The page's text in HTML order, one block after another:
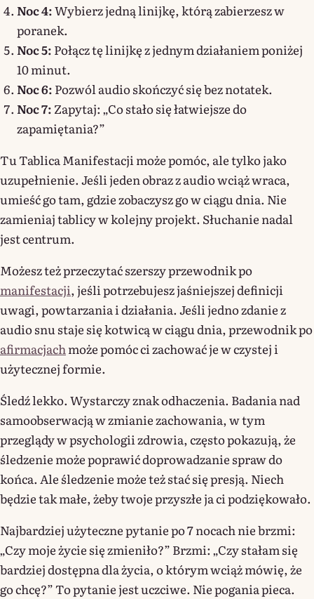
Noc 4:Wybierz jedną linijkę, którą zabierzesz w
poranek.
Noc 5: Połącz tę linijkę z jednym działaniem poniżej
10 minut.
Noc 6: Pozwól audio skończyć się bez notatek.
Noc 7: Zapytaj: „Co stało się łatwiejsze do
zapamiętania?”
Tu Tablica Manifestacji może pomóc, ale tylko jako
uzupełnienie. Jeśli jeden obraz z audio wciąż wraca,
umieść go tam, gdzie zobaczysz go w ciągu dnia. Nie
zamieniaj tablicy w kolejny projekt. Słuchanie nadal
jest centrum.
Możesz też przeczytać szerszy przewodnik po
manifestacji, jeśli potrzebujesz jaśniejszej definicji
uwagi, powtarzania i działania. Jeśli jedno zdanie z
audio snu staje się kotwicą w ciągu dnia, przewodnik po
afirmacjach może pomóc ci zachować je w czystej i
użytecznej formie.
Śledź lekko. Wystarczy znak odhaczenia. Badania nad
samoobserwacją w zmianie zachowania, w tym
przeglądy w psychologii zdrowia, często pokazują, że
śledzenie może poprawić doprowadzanie spraw do
końca. Ale śledzenie może też stać się presją. Niech
będzie tak małe, żeby twoje przyszłe ja ci podziękowało.
Najbardziej użyteczne pytanie po 7 nocach nie brzmi:
„Czy moje życie się zmieniło?” Brzmi: „Czy stałam się
bardziej dostępna dla życia, o którym wciąż mówię, że
go chcę?” To pytanie jest uczciwe. Nie pogania pieca.